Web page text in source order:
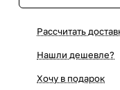
Рассчитать
Нашли дешевле?
Хочу в подарок